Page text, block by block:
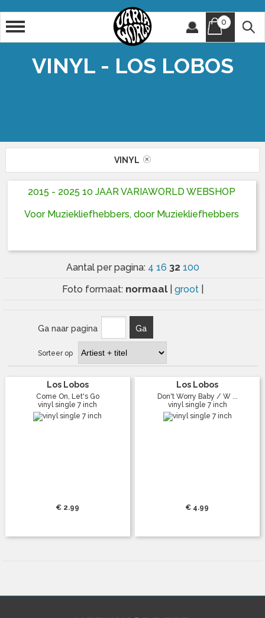
0
VINYL - LOS LOBOS
VINYL
2015 - 2025 10 JAAR VARIAWORLD WEBSHOP
Voor Muziekliefhebbers, door Muziekliefhebbers
Aantal per pagina: 4 16 32 100
Foto formaat: normaal groot
Ga naar pagina Ga
Sorteer op
Los Lobos
Come On, Let's Go
vinyl single 7 inch
€ 2.99
Los Lobos
Don't Worry Baby / W ...
vinyl single 7 inch
€ 4.99